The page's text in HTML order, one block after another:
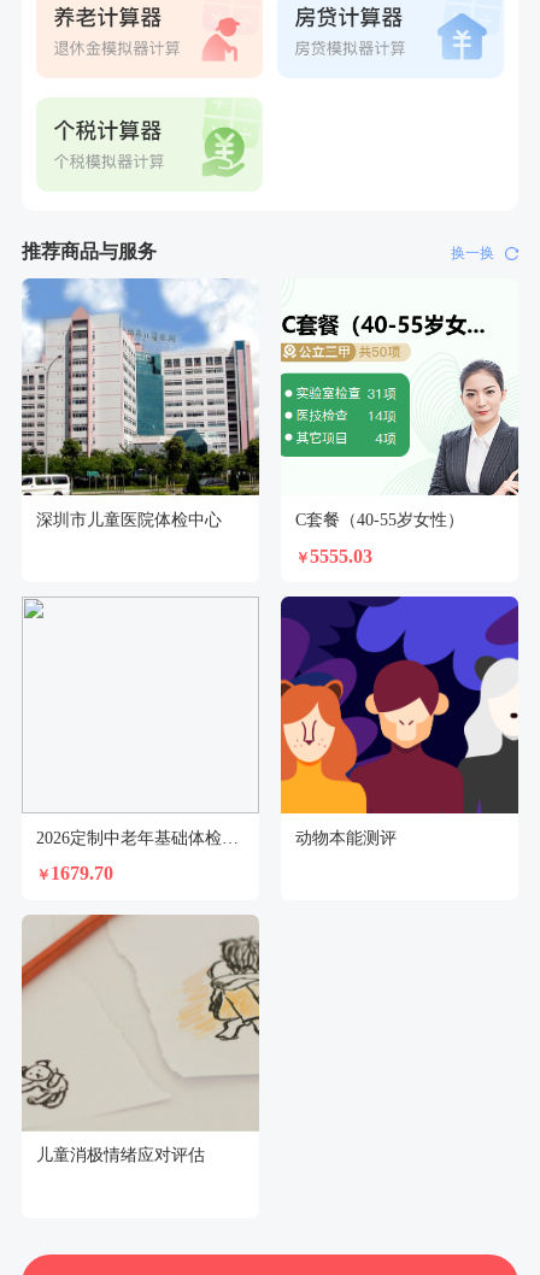
推荐商品与服务 换一换
深圳市儿童医院体检中心 C套餐（40-55岁女性）
￥5555.03
￥ 1679.70
动物本能测评
儿童消极情绪应对评估